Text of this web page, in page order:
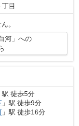
丁目
。
河」への
駅 徒歩5分
」駅 徒歩9分
」駅 徒歩16分